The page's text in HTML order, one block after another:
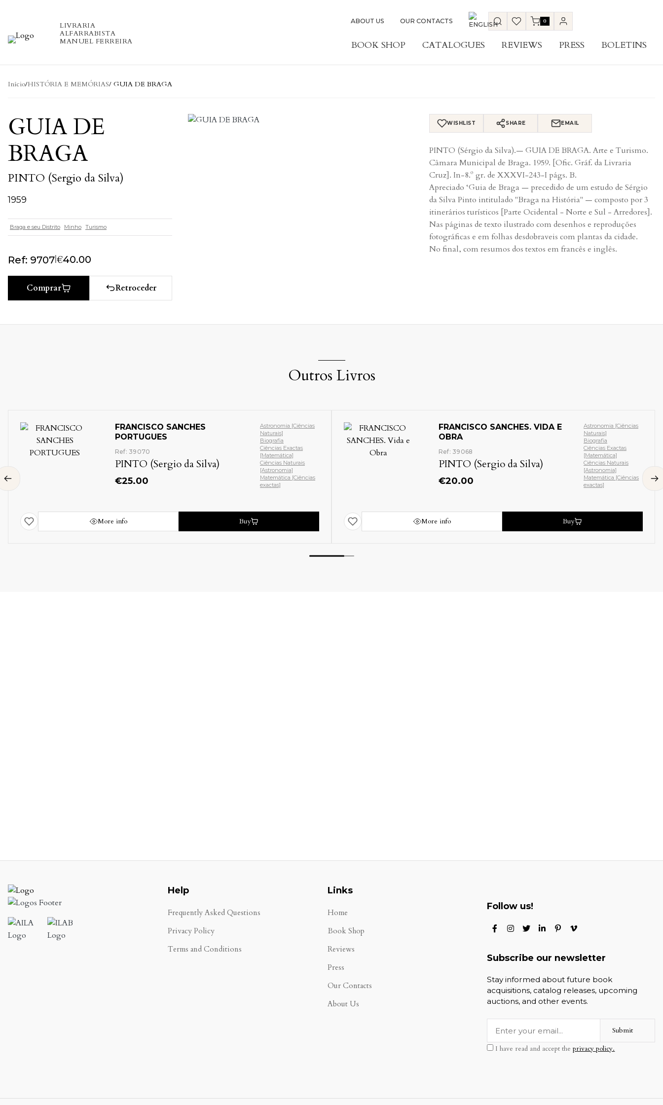
LIVRARIA
ALFARRABISTA
MANUEL FERREIRA
ABOUT US OUR CONTACTS 0
BOOK SHOP CATALOGUES REVIEWS PRESS BOLETINS
Início/HISTÓRIA E MEMÓRIAS/ GUIA DE BRAGA
GUIA DE
BRAGA
PINTO (Sergio da Silva)
1959
Braga e seu Distrito Minho Turismo
Ref: 9707|€40.00
Comprar Retroceder
WISHLIST SHARE EMAIL
PINTO (Sérgio da Silva).— GUIA DE BRAGA. Arte e Turismo.
Câmara Municipal de Braga. 1959. [Ofic. Gráf. da Livraria
Cruz]. In-8.º gr. de XXXVI-243-I págs. B.
Apreciado ‘Guia de Braga — precedido de um estudo de Sérgio
da Silva Pinto intitulado "Braga na História" — composto por 3
itinerários turísticos [Parte Ocidental - Norte e Sul - Arredores].
Nas páginas de texto ilustrado com desenhos e reproduções
fotográficas e em folhas desdobraveis com plantas da cidade.
No final, com resumos dos textos em francês e inglês.
Outros Livros
FRANCISCO SANCHES
PORTUGUES
Ref: 39070
PINTO (Sergio da Silva)
€25.00
Astronomia [Ciências
Naturais]
Biografia
Ciências Exactas
[Matemática]
Ciências Naturais
[Astronomia]
Matemática [Ciências
exactas]
More info Buy
FRANCISCO SANCHES. VIDA E
OBRA
Ref: 39068
PINTO (Sergio da Silva)
€20.00
Astronomia [Ciências
Naturais]
Biografia
Ciências Exactas
[Matemática]
Ciências Naturais
[Astronomia]
Matemática [Ciências
exactas]
More info Buy
Help
Frequently Asked Questions
Privacy Policy
Terms and Conditions
Links
Home
Book Shop
Reviews
Press
Our Contacts
About Us
Follow us!
Subscribe our newsletter
Stay informed about future book
acquisitions, catalog releases, upcoming
auctions, and other events.
Submit
I have read and accept theprivacy policy.